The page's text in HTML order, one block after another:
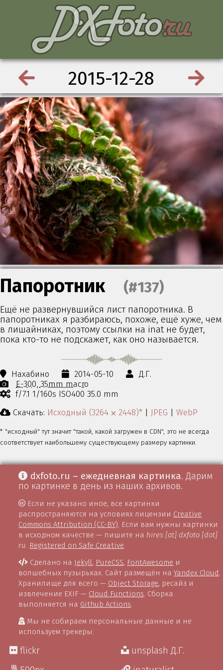
2015-12-28
Папоротник (#137)
Ещё не развернувшийся лист папоротника. В
папоротниках я разбираюсь, похоже, ещё хуже, чем
в лишайниках, поэтому ссылки на inat не будет,
пока кто-то не подскажет, как оно называется.
Нахабино 2014-05-10
Д.Г.
E-300 35mm macro
f/7.1 1/160s ISO400 35.0 mm
Скачать: Исходный (3264 ⨉ 2448)* | JPEG | WebP
* "исходный" тут значит "такой, какой загружен в CDN", это не всегда
соответствует наибольшему существующему размеру картинки.
dxfoto.ru – ежедневная картинка. Дарим
по картинке в день из наших архивов.
Если не указано иное, все картинки
распространяются на условиях лицензии Creative
Commons Attribution (CC-BY) . Если вам нужны картинки
в исходном качестве — пишите на hires [at] dxfoto [dot]
ru Registered on Safe Creative
Сделано на Jekyll, PureCSS, FontAwesome и
волшебных пузырьках. Сайт размещён наYandex Cloud
Хранилище для всего — Object Storage, ресайз и
извлечение EXIF — Cloud Functions . Сборка
выполняется на Github Actions
Мы не собираем персональные данные и не
используем трекеры.
flickr
unsplash Д.Г.